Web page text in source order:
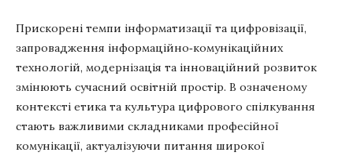
Прискорені темпи інформатизації та цифровізації,
запровадження інформаційно‐комунікаційних
технологій, модернізація та інноваційний розвиток
змінюють сучасний освітній простір. В означеному
контексті етика та культура цифрового спілкування
стають важливими складниками професійної
комунікації, актуалізуючи питання широкої